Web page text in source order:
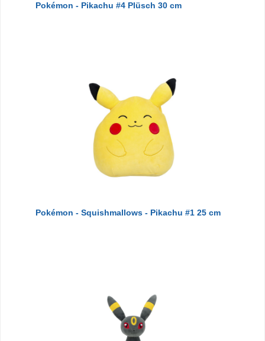
Pokémon - Pikachu #4 Plüsch 30 cm
Pokémon - Squishmallows - Pikachu #1 25 cm